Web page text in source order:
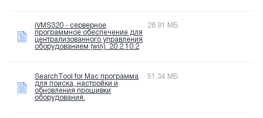
iVMS320 - серверное
программное обеспечение для
централизованного управления
оборудованием (win). 20.2.10.2
28.91 МБ
SearchTool for Mac программа
для поиска, настройки и
обновления прошивки
оборудования.
51.34 МБ